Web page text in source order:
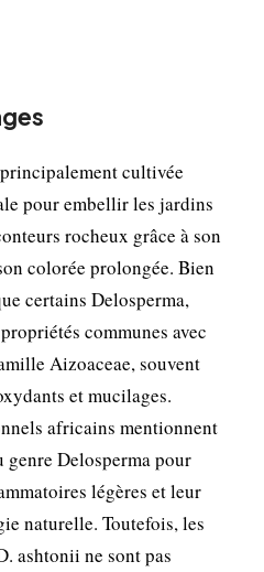
cultivée
pour embellir les jardins
rocheux grâce à son
colorée prolongée. Bien
certains Delosperma,
communes avec
Aizoaceae, souvent
et mucilages.
africains mentionnent
Delosperma pour
légères et leur
naturelle. Toutefois, les
ashtonii ne sont pas